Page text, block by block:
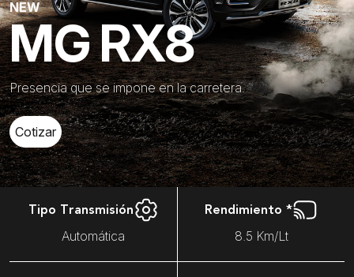
NEW
MG RX8
Presencia que se impone en la carretera.
Cotizar
Tipo Transmisión
Automática
Rendimiento *
8.5 Km/Lt